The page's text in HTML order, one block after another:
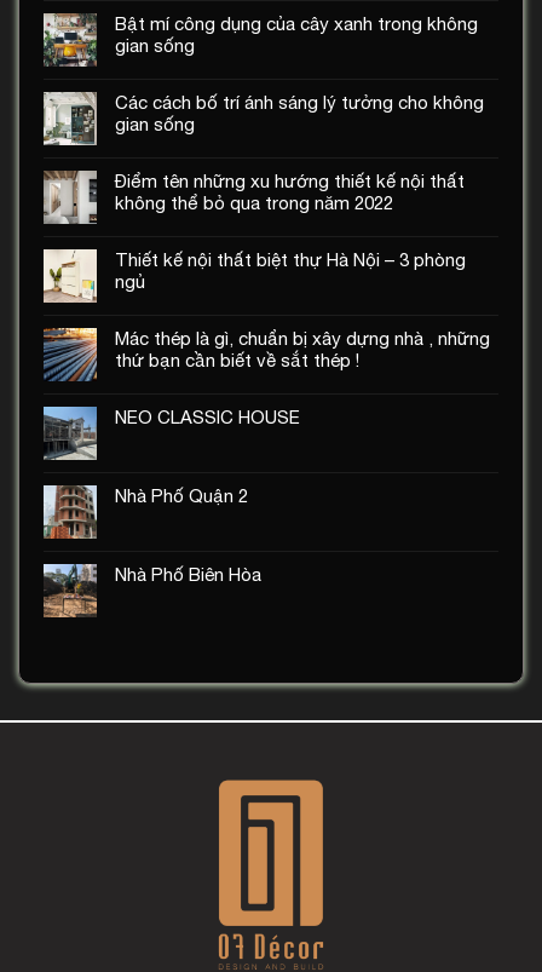
Bật mí công dụng của cây xanh trong không
gian sống
Các cách bố trí ánh sáng lý tưởng cho không
gian sống
Điểm tên những xu hướng thiết kế nội thất
không thể bỏ qua trong năm 2022
Thiết kế nội thất biệt thự Hà Nội – 3 phòng
ngủ
Mác thép là gì, chuẩn bị xây dựng nhà , những
thứ bạn cần biết về sắt thép !
NEO CLASSIC HOUSE
Nhà Phố Quận 2
Nhà Phố Biên Hòa